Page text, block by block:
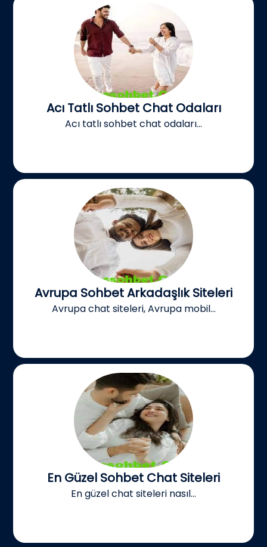
Acı Tatlı Sohbet Chat Odaları
Acı tatlı sohbet chat odaları...
Avrupa Sohbet Arkadaşlık Siteleri
Avrupa chat siteleri, Avrupa mobil...
En Güzel Sohbet Chat Siteleri
En güzel chat siteleri nasıl...